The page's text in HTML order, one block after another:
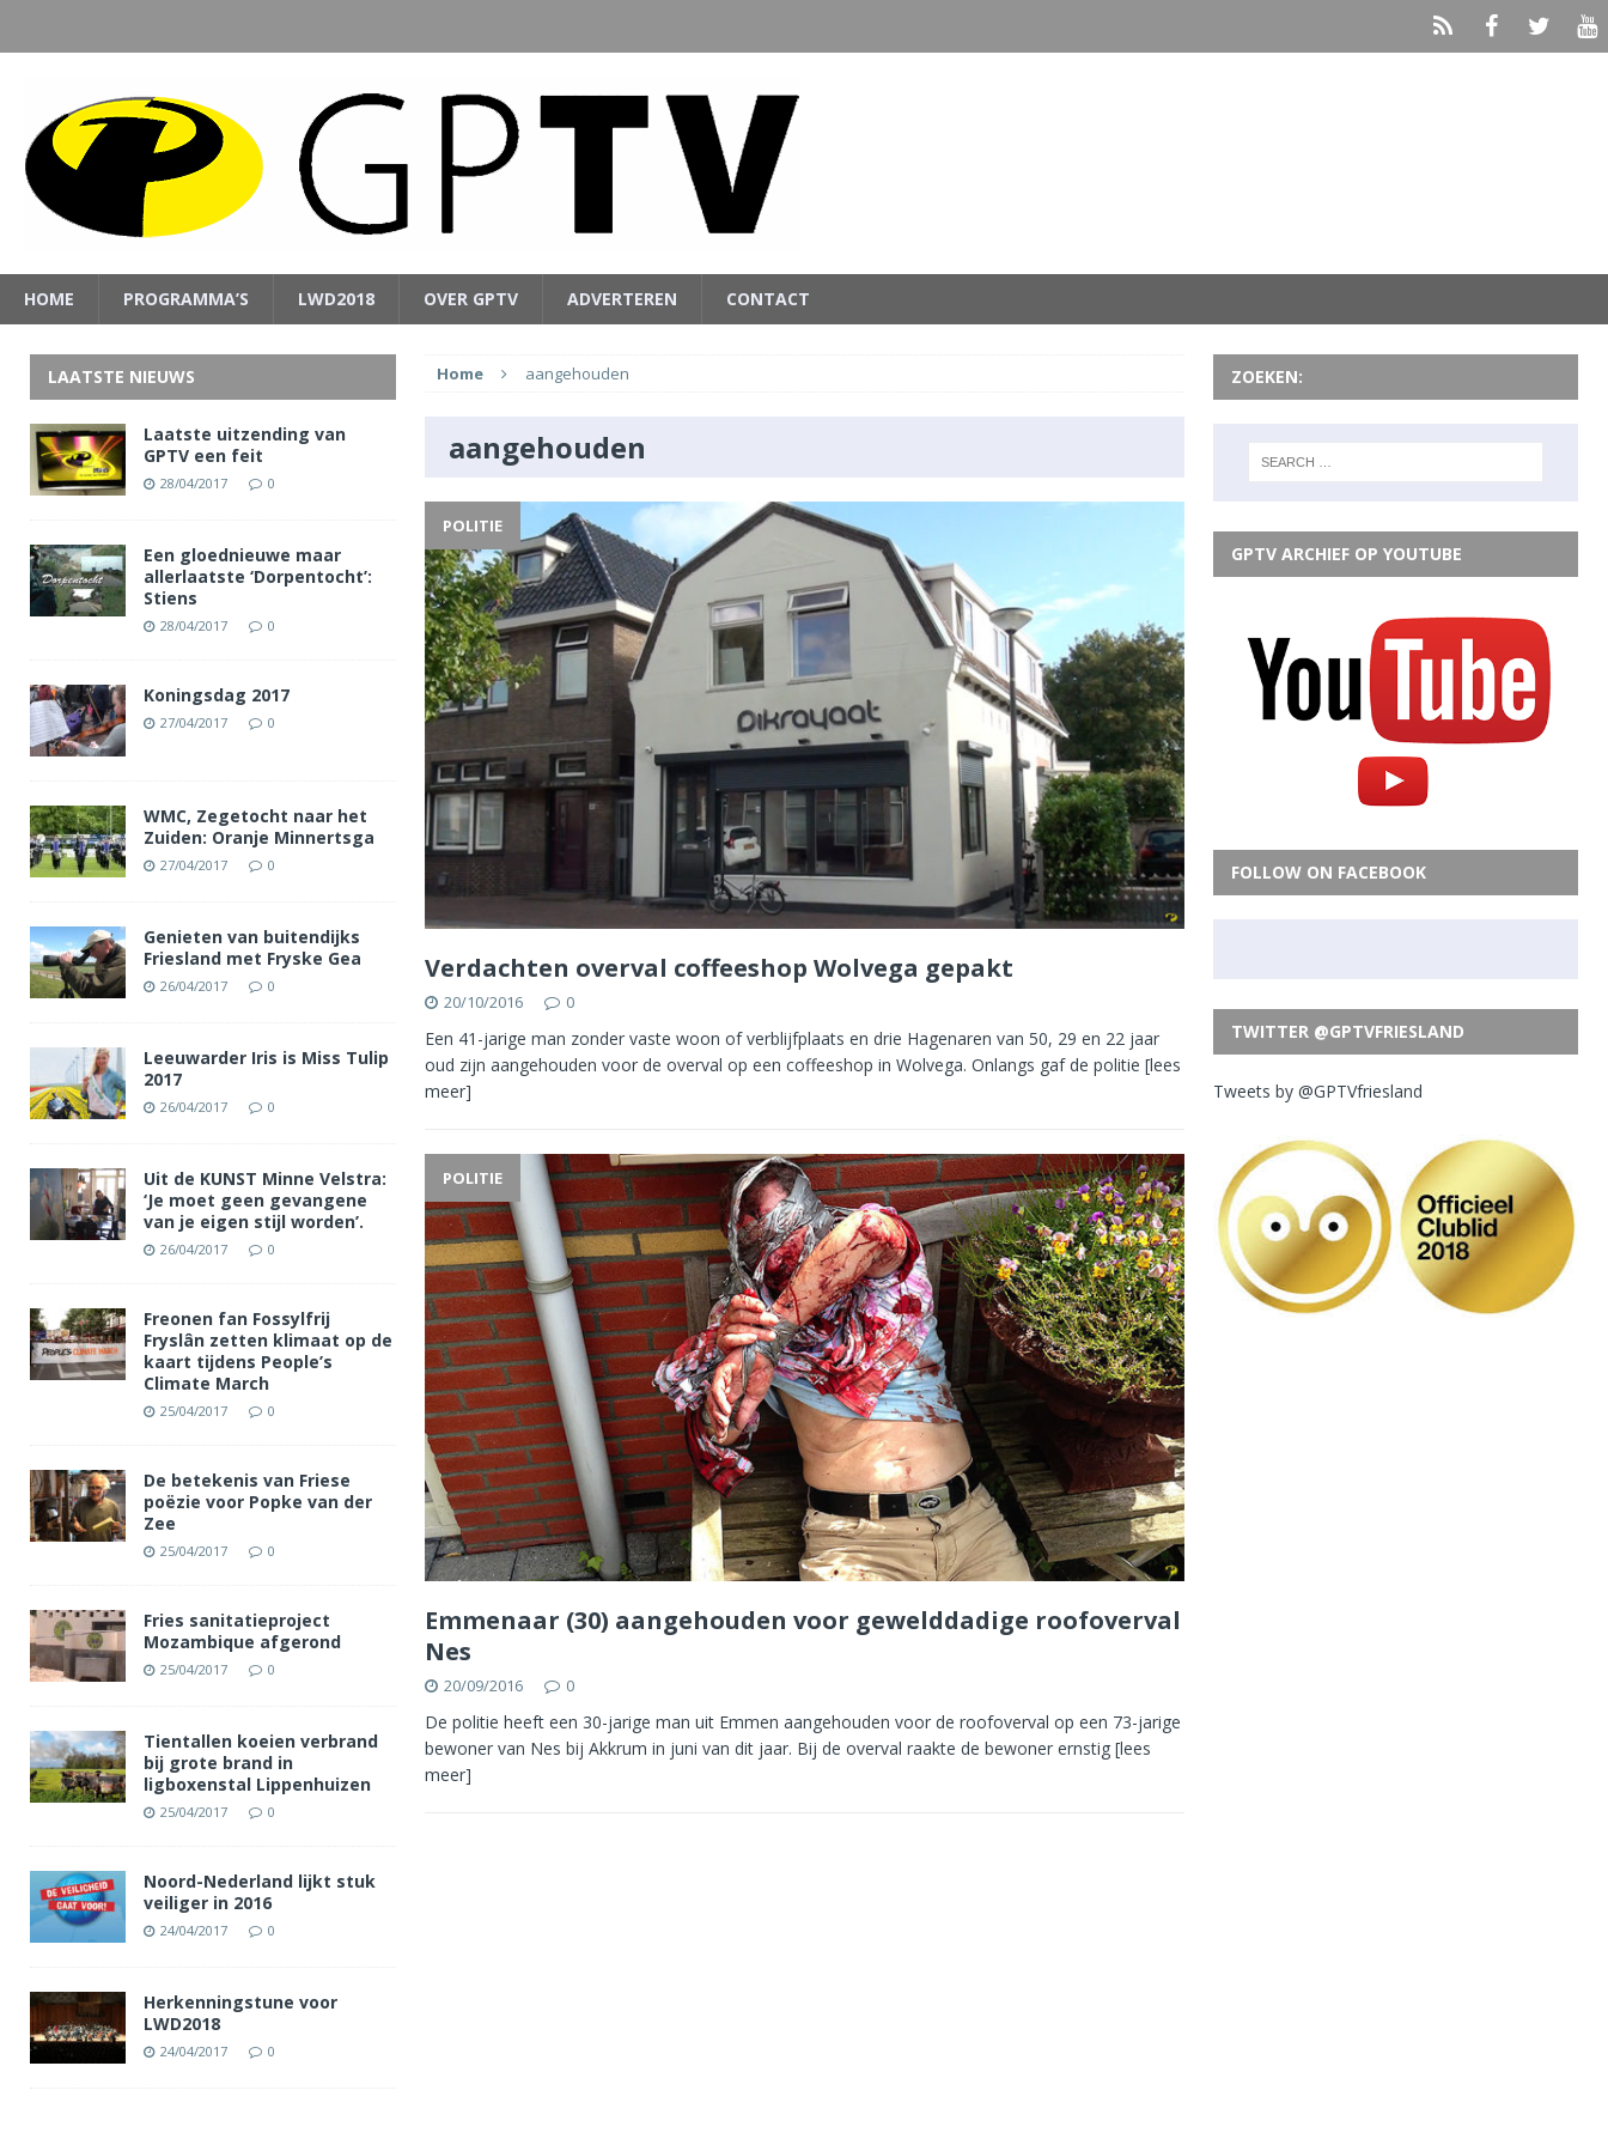
HOME PROGRAMMA’S LWD2018 OVER GPTV ADVERTEREN CONTACT
Home aangehouden
aangehouden
POLITIE
Verdachten overval coffeeshop Wolvega gepakt
20/10/2016 0
Een 41-jarige man zonder vaste woon of verblijfplaats en drie Hagenaren van 50, 29 en 22 jaar
oud zijn aangehouden voor de overval op een coffeeshop in Wolvega. Onlangs gaf de politie [lees
meer]
POLITIE
Emmenaar (30) aangehouden voor gewelddadige roofoverval
Nes
20/09/2016 0
De politie heeft een 30-jarige man uit Emmen aangehouden voor de roofoverval op een 73-jarige
bewoner van Nes bij Akkrum in juni van dit jaar. Bij de overval raakte de bewoner ernstig [lees
meer]
LAATSTE NIEUWS
Laatste uitzending van
GPTV een feit
28/04/2017 0
Een gloednieuwe maar
allerlaatste ‘Dorpentocht’:
Stiens
28/04/2017 0
Koningsdag 2017
27/04/2017 0
WMC, Zegetocht naar het
Zuiden: Oranje Minnertsga
27/04/2017 0
Genieten van buitendijks
Friesland met Fryske Gea
26/04/2017 0
Leeuwarder Iris is Miss Tulip
2017
26/04/2017 0
Uit de KUNST Minne Velstra:
‘Je moet geen gevangene
van je eigen stijl worden’.
26/04/2017 0
Freonen fan Fossylfrij
Fryslân zetten klimaat op de
kaart tijdens People’s
Climate March
25/04/2017 0
De betekenis van Friese
poëzie voor Popke van der
Zee
25/04/2017 0
Fries sanitatieproject
Mozambique afgerond
25/04/2017 0
Tientallen koeien verbrand
bij grote brand in
ligboxenstal Lippenhuizen
25/04/2017 0
Noord-Nederland lijkt stuk
veiliger in 2016
24/04/2017 0
Herkenningstune voor
LWD2018
24/04/2017 0
ZOEKEN:
GPTV ARCHIEF OP YOUTUBE
FOLLOW ON FACEBOOK
TWITTER @GPTVFRIESLAND
Tweets by @GPTVfriesland